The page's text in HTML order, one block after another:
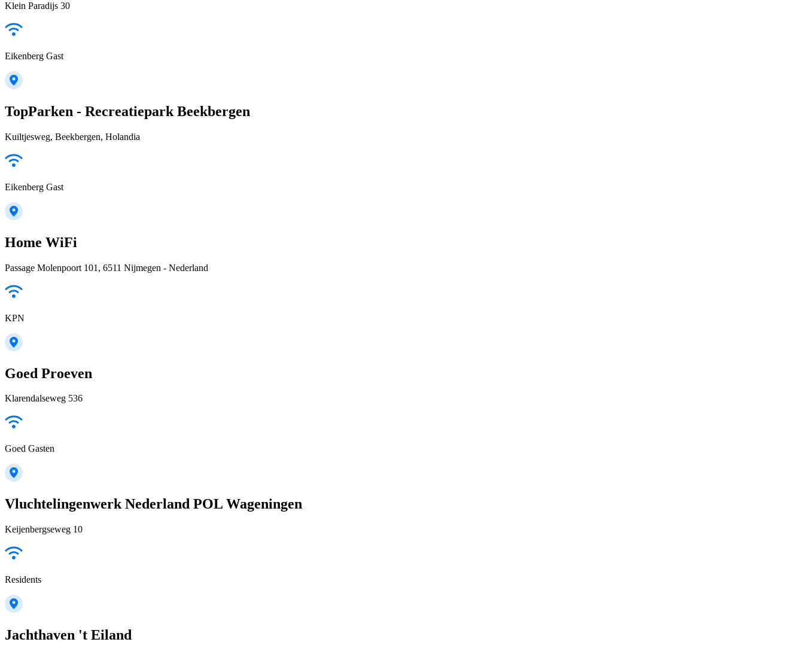
Klein Paradijs 30
Eikenberg Gast
TopParken - Recreatiepark Beekbergen
Kuiltjesweg, Beekbergen, Holandia
Eikenberg Gast
Home WiFi
Passage Molenpoort 101, 6511 Nijmegen - Nederland
KPN
Goed Proeven
Klarendalseweg 536
Goed Gasten
Vluchtelingenwerk Nederland POL Wageningen
Keijenbergseweg 10
Residents
Jachthaven 't Eiland